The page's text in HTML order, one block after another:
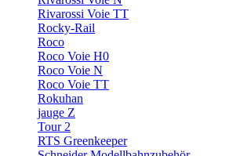
Rivarossi Voie TT
Rocky-Rail
Roco
Roco Voie H0
Roco Voie N
Roco Voie TT
Rokuhan
jauge Z
Tour 2
RTS Greenkeeper